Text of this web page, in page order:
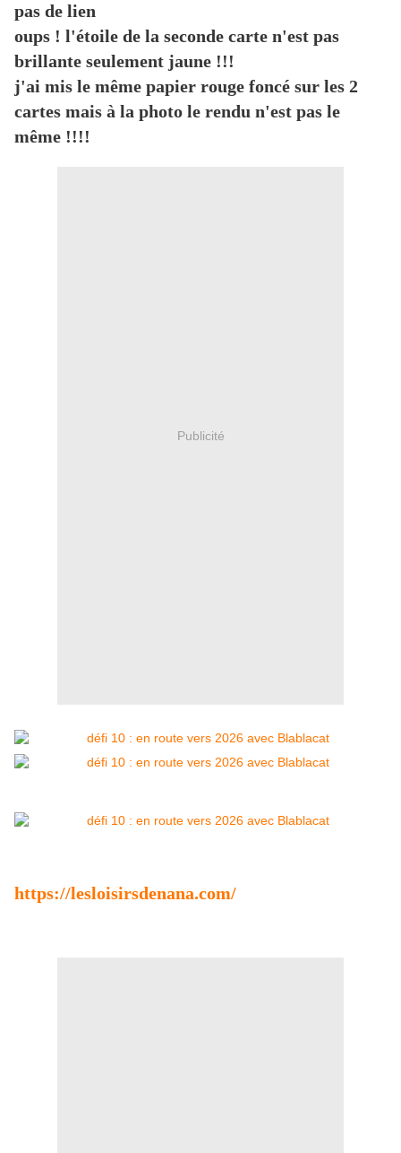
pas de lien
oups ! l'étoile de la seconde carte n'est pas
brillante seulement jaune !!!
j'ai mis le même papier rouge foncé sur les 2
cartes mais à la photo le rendu n'est pas le
même !!!!
Publicité
https://lesloisirsdenana.com/